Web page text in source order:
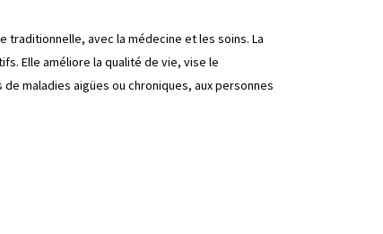
avec la médecine et les soins. La
Elle améliore la qualité de vie, vise le
maladies aigües ou chroniques, aux personnes